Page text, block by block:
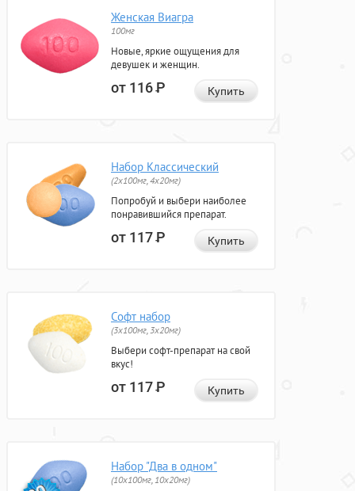
Женская Виагра
100мг
Новые, яркие ощущения для
девушек и женщин.
от 116Р Купить
Набор Классический
(2x100мг, 4x20мг)
Попробуй и выбери наиболее
понравившийся препарат.
от 117Р Купить
Софт набор
(3x100мг, 3x20мг)
Выбери софт-препарат на свой
вкус!
от 117Р Купить
Набор "Два в одном"
(10x100мг, 10x20мг)